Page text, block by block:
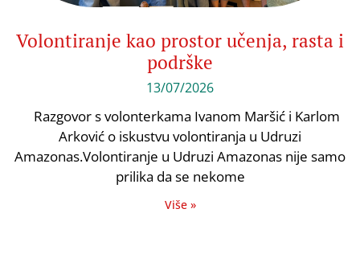
Volontiranje kao prostor učenja, rasta i
podrške
13/07/2026
Razgovor s volonterkama Ivanom Maršić i Karlom
Arković o iskustvu volontiranja u Udruzi
Amazonas.Volontiranje u Udruzi Amazonas nije samo
prilika da se nekome
Više »